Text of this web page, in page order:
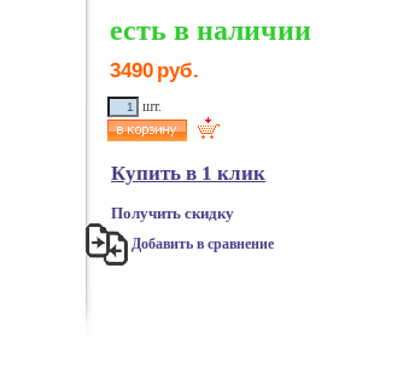
есть в наличии
3490 руб.
шт.
Купить в 1 клик
Получить скидку
Добавить в сравнение